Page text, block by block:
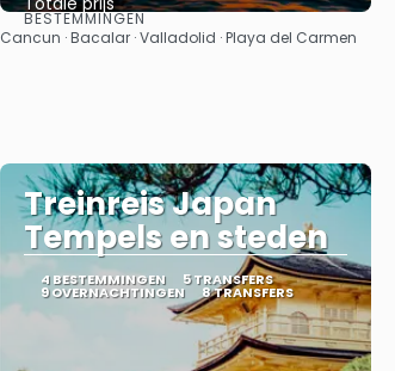
Bekijk
BESTEMMINGEN
Cancun · Bacalar · Valladolid · Playa del Carmen
Treinreis Japan
Tempels en steden
4 BESTEMMINGEN 5 TRANSFERS
9 OVERNACHTINGEN 8 TRANSFERS